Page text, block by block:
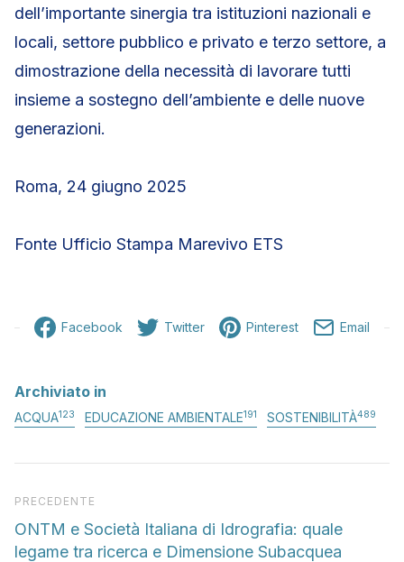
dell’importante sinergia tra istituzioni nazionali e
locali, settore pubblico e privato e terzo settore, a
dimostrazione della necessità di lavorare tutti
insieme a sostegno dell’ambiente e delle nuove
generazioni.
Roma, 24 giugno 2025
Fonte Ufficio Stampa Marevivo ETS
Facebook Twitter Pinterest Email
Archiviato in
ACQUA123 EDUCAZIONE AMBIENTALE191 SOSTENIBILITÀ489
Articolo precedente
PRECEDENTE
ONTM e Società Italiana di Idrografia: quale
legame tra ricerca e Dimensione Subacquea